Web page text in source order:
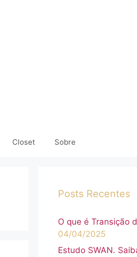
Closet Sobre
Posts Recentes
O que é Transição
04/04/2025
Estudo SWAN.